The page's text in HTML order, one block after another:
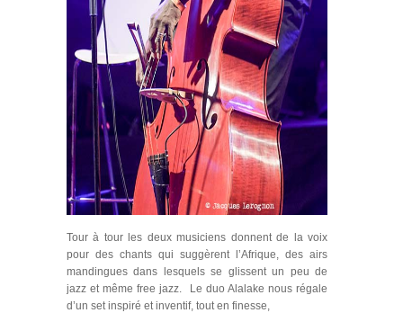
Tour à tour les deux musiciens donnent de la voix
pour des chants qui suggèrent l’Afrique, des airs
mandingues dans lesquels se glissent un peu de
jazz et même free jazz. Le duo Alalake nous régale
d’un set inspiré et inventif, tout en finesse,